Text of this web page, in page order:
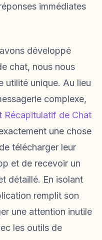
immédiates
développé
chat, nous nous
utilité unique. Au lieu
complexe,
Récapitulatif de Chat
une chose
télécharger leur
et de recevoir un
détaillé. En isolant
remplit son
une attention inutile
les outils de